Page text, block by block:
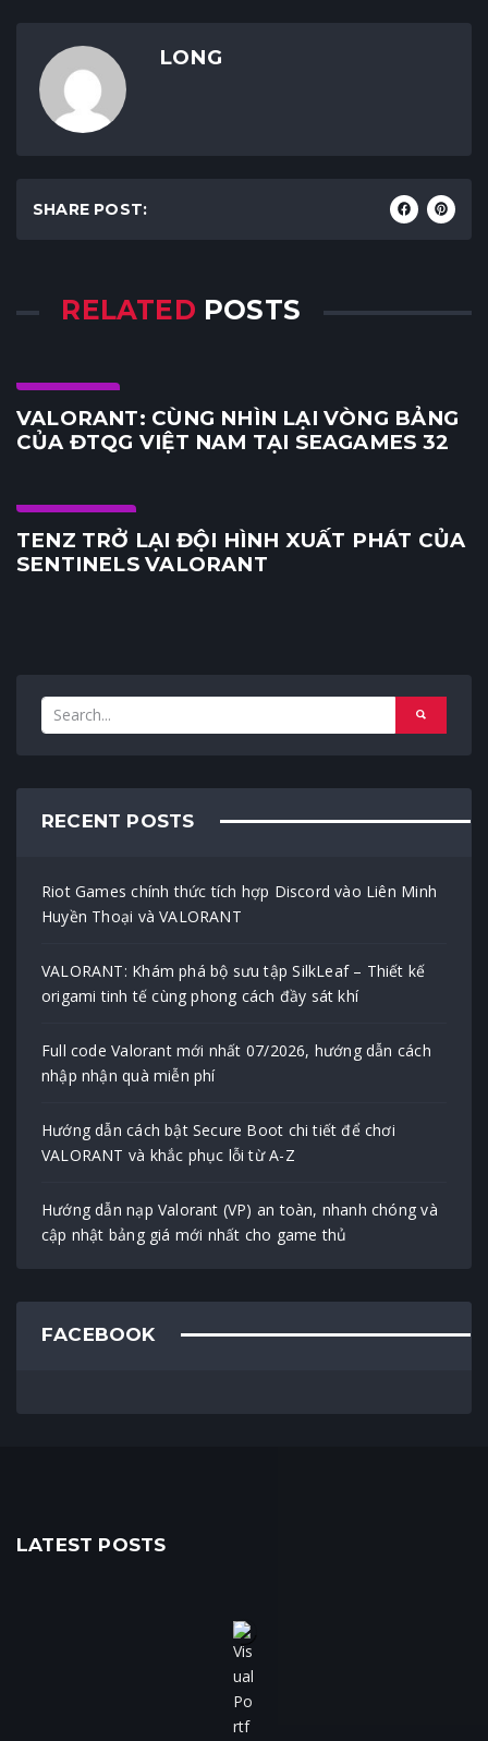
LONG
SHARE POST:
RELATED POSTS
E-Sports
VALORANT: CÙNG NHÌN LẠI VÒNG BẢNG
CỦA ĐTQG VIỆT NAM TẠI SEAGAMES 32
Cộng đồng
TENZ TRỞ LẠI ĐỘI HÌNH XUẤT PHÁT CỦA
SENTINELS VALORANT
RECENT POSTS
Riot Games chính thức tích hợp Discord vào Liên Minh
Huyền Thoại và VALORANT
VALORANT: Khám phá bộ sưu tập SilkLeaf – Thiết kế
origami tinh tế cùng phong cách đầy sát khí
Full code Valorant mới nhất 07/2026, hướng dẫn cách
nhập nhận quà miễn phí
Hướng dẫn cách bật Secure Boot chi tiết để chơi
VALORANT và khắc phục lỗi từ A-Z
Hướng dẫn nạp Valorant (VP) an toàn, nhanh chóng và
cập nhật bảng giá mới nhất cho game thủ
FACEBOOK
LATEST POSTS